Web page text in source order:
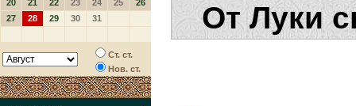
20
21 22 23 24 25
26
27
28 29 30 31
Ст. ст.
Нов. ст.
От Луки